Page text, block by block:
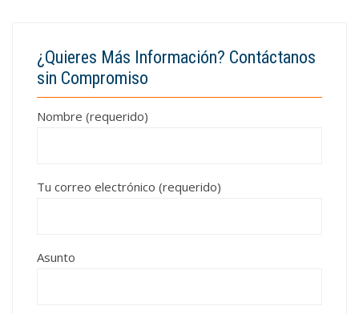
¿Quieres Más Información? Contáctanos
sin Compromiso
Nombre (requerido)
Tu correo electrónico (requerido)
Asunto